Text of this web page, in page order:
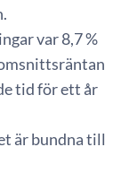
var 8,7 %
tid för ett år
är bundna till